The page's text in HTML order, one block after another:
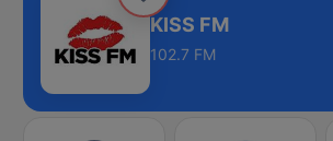
KISS FM
102.7 FM